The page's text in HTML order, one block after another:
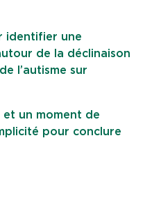
identifier une
de la déclinaison
l’autisme sur
et un moment de
pour conclure